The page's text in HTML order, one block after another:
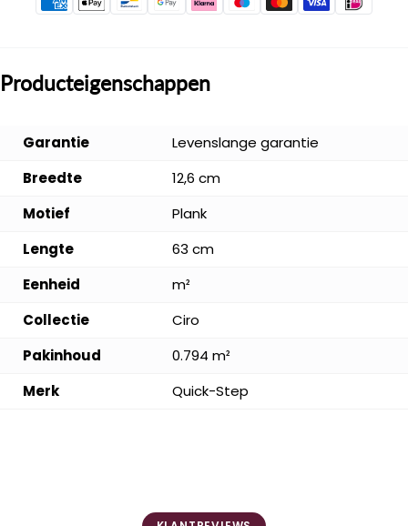
Producteigenschappen
Garantie
Levenslange garantie
Breedte
12,6 cm
Motief
Plank
Lengte
63 cm
Eenheid
m²
Collectie
Ciro
Pakinhoud
0.794 m²
Merk
Quick-Step